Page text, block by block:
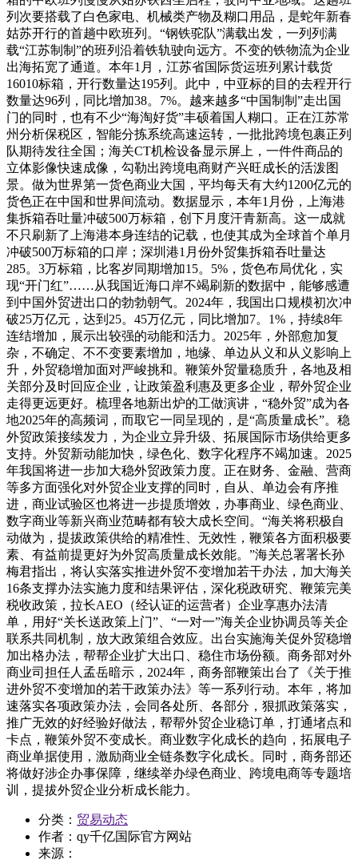
列次要搭载了白色家电、机械类产物及糊口用品，是蛇年新春
姑苏开行的首趟中欧班列。“钢铁驼队”满载出发，一列列满
载“江苏制制”的班列沿着铁轨驶向远方。不变的铁物流为企业
出海拓宽了通道。本年1月，江苏省国际货运班列累计载货
16010标箱，开行数量达195列。此中，中亚标的目的去程开行
数量达96列，同比增加38。7%。越来越多“中国制制”走出国
门的同时，也有不少“海淘好货”丰硕着国人糊口。正在江苏常
州分析保税区，智能分拣系统高速运转，一批批跨境包裹正列
队期待发往全国；海关CT机检设备显示屏上，一件件商品的
立体影像快速成像，勾勒出跨境电商财产兴旺成长的活泼图
景。做为世界第一货色商业大国，平均每天有大约1200亿元的
货色正在中国和世界间流动。数据显示，本年1月份，上海港
集拆箱吞吐量冲破500万标箱，创下月度汗青新高。这一成就
不只刷新了上海港本身连结的记载，也使其成为全球首个单月
冲破500万标箱的口岸；深圳港1月份外贸集拆箱吞吐量达
285。3万标箱，比客岁同期增加15。5%，货色布局优化，实
现“开门红”……从我国近海口岸不竭刷新的数据中，能够感遭
到中国外贸进出口的勃勃朝气。2024年，我国出口规模初次冲
破25万亿元，达到25。45万亿元，同比增加7。1%，持续8年
连结增加，展示出较强的动能和活力。2025年，外部愈加复
杂，不确定、不不变要素增加，地缘、单边从义和从义影响上
升，外贸稳增加面对严峻挑和。鞭策外贸量稳质升，各地及相
关部分及时回应企业，让政策盈利惠及更多企业，帮外贸企业
走得更远更好。梳理各地新出炉的工做演讲，“稳外贸”成为各
地2025年的高频词，而取它一同呈现的，是“高质量成长”。稳
外贸政策接续发力，为企业立异升级、拓展国际市场供给更多
支持。外贸新动能加快，绿色化、数字化程序不竭加速。2025
年我国将进一步加大稳外贸政策力度。正在财务、金融、营商
等多方面强化对外贸企业支撑的同时，自从、单边会有序推
进，商业试验区也将进一步提质增效，办事商业、绿色商业、
数字商业等新兴商业范畴都有较大成长空间。“海关将积极自
动做为，提拔政策供给的精准性、无效性，鞭策各方面积极要
素、有益前提更好为外贸高质量成长效能。”海关总署署长孙
梅君指出，将认实落实推进外贸不变增加若干办法，加大海关
16条支撑办法实施力度和结果评估，深化税政研究、鞭策完美
税收政策，拉长AEO（经认证的运营者）企业享惠办法清
单，用好“关长送政策上门”、“一对一”海关企业协调员等关企
联系共同机制，放大政策组合效应。出台实施海关促外贸稳增
加出格办法，帮帮企业扩大出口、稳住市场份额。商务部对外
商业司担任人孟岳暗示，2024年，商务部鞭策出台了《关于推
进外贸不变增加的若干政策办法》等一系列行动。本年，将加
速落实各项政策办法，会同各处所、各部分，狠抓政策落实，
推广无效的好经验好做法，帮帮外贸企业稳订单，打通堵点和
卡点，鞭策外贸不变成长。商业数字化成长的趋向，拓展电子
商业单据使用，激励商业全链条数字化成长。同时，商务部还
将做好涉企办事保障，继续举办绿色商业、跨境电商等专题培
训，提拔外贸企业分析成长能力。
分类： 贸易动态
作者： qy千亿国际官方网站
来源：